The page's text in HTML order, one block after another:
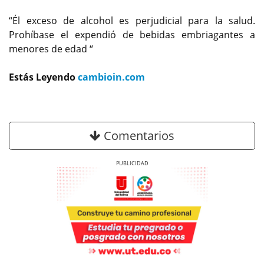
“Él exceso de alcohol es perjudicial para la salud.
Prohíbase el expendió de bebidas embriagantes a
menores de edad “
Estás Leyendocambioin.com
Comentarios